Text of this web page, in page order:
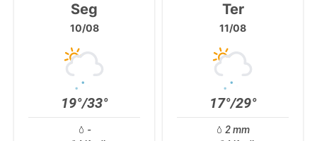
Seg
10/08
19°/33°
-
Ter
11/08
17°/29°
2 mm